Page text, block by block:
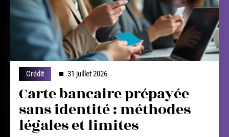
Crédit 31 juillet 2026
Carte bancaire prépayée
sans identité : méthodes
légales et limites